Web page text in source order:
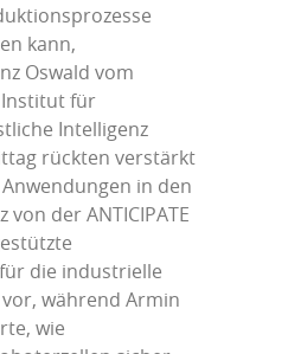
kann,
Oswald vom
für
Intelligenz
rückten verstärkt
in den
von der ANTICIPATE
die industrielle
während Armin
wie